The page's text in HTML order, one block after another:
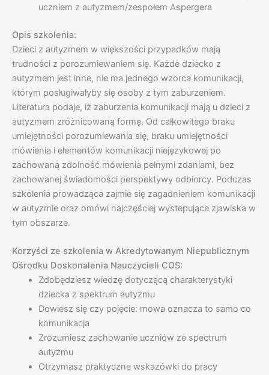
uczniem z autyzmem/zespołem Aspergera
Opis szkolenia:
Dzieci z autyzmem w większości przypadków mają
trudności z porozumiewaniem się. Każde dziecko z
autyzmem jest inne, nie ma jednego wzorca komunikacji,
którym posługiwałyby się osoby z tym zaburzeniem.
Literatura podaje, iż zaburzenia komunikacji mają u dzieci z
autyzmem zróżnicowaną formę. Od całkowitego braku
umiejętności porozumiewania się, braku umiejętności
mówienia i elementów komunikacji niejęzykowej po
zachowaną zdolność mówienia pełnymi zdaniami, bez
zachowanej świadomości perspektywy odbiorcy. Podczas
szkolenia prowadząca zajmie się zagadnieniem komunikacji
w autyzmie oraz omówi najczęściej wystepujące zjawiska w
tym obszarze.
Korzyści ze szkolenia w Akredytowanym Niepublicznym
Ośrodku Doskonalenia Nauczycieli COS:
Zdobędziesz wiedzę dotyczącą charakterystyki
dziecka z spektrum autyzmu
Dowiesz się czy pojęcie: mowa oznacza to samo co
komunikacja
Zrozumiesz zachowanie uczniów ze spectrum
autyzmu
Otrzymasz praktyczne wskazówki do pracy